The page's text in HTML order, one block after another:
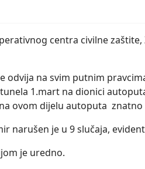
centra civilne
odvija na svim putnim
1.mart na dionici
ovom dijelu autoputa
narušen je u 9 slučaja,
je uredno.